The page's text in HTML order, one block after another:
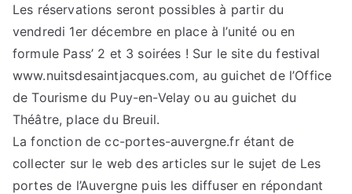
Les réservations seront possibles à partir du
vendredi 1er décembre en place à l’unité ou en
formule Pass’ 2 et 3 soirées ! Sur le site du festival
www.nuitsdesaintjacques.com, au guichet de l’Office
de Tourisme du Puy-en-Velay ou au guichet du
Théâtre, place du Breuil.
La fonction de cc-portes-auvergne.fr étant de
collecter sur le web des articles sur le sujet de Les
portes de l’Auvergne puis les diffuser en répondant